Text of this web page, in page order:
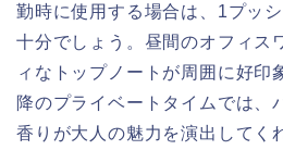
勤時に使用する場合は、1プッ
十分でしょう。昼間のオフィス
ィなトップノートが周囲に好印
降のプライベートタイムでは、
香りが大人の魅力を演出してく